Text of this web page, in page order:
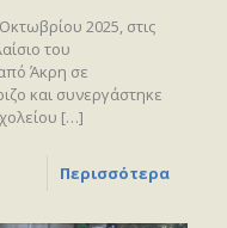
2025, στις
του
Άκρη σε
και συνεργάστηκε
[…]
Περισσότερα